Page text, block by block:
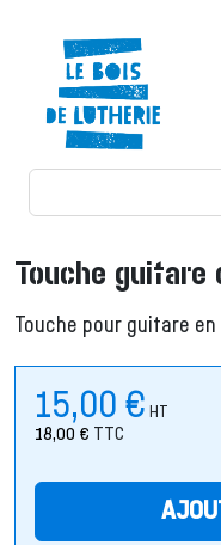
Touche guitare
Touche pour guitare
15,00 € HT
18,00 € TTC